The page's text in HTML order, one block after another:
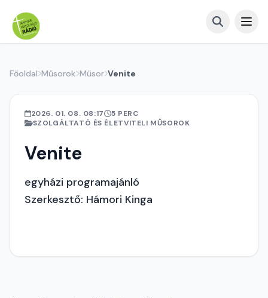
Főoldal Műsorok Műsor Venite
2026. 01. 08. 08:17
5 PERC
SZOLGÁLTATÓ ÉS ÉLETVITELI MŰSOROK
Venite
egyházi programajánló
Szerkesztő: Hámori Kinga